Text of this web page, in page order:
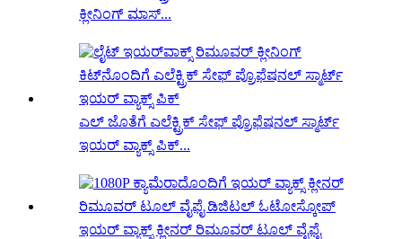
ಕ್ಲೀನಿಂಗ್ ಮಾಸ್...
ಎಲ್ ಜೊತೆಗೆ ಎಲೆಕ್ಟ್ರಿಕ್ ಸೇಫ್ ಪ್ರೊಫೆಷನಲ್ ಸ್ಮಾರ್ಟ್
ಇಯರ್ ವ್ಯಾಕ್ಸ್ ಪಿಕ್...
ಇಯರ್ ವ್ಯಾಕ್ಸ್ ಕ್ಲೀನರ್ ರಿಮೂವರ್ ಟೂಲ್ ವೈಫೈ